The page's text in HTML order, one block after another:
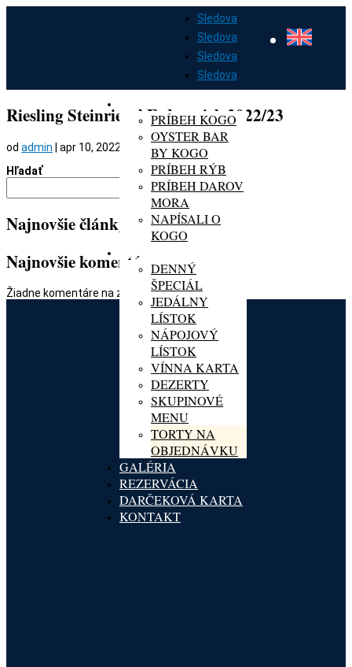
Sledova
Sledova
Sledova
Sledova
DOMOV
PRÍBEH KOGO
OYSTER BAR
BY KOGO
PRÍBEH RÝB
PRÍBEH DAROV
MORA
NAPÍSALI O
KOGO
DENNÝ
ŠPECIÁL
JEDÁLNY
LÍSTOK
NÁPOJOVÝ
LÍSTOK
VÍNNA KARTA
DEZERTY
SKUPINOVÉ
MENU
TORTY NA
OBJEDNÁVKU
GALÉRIA
REZERVÁCIA
DARČEKOVÁ KARTA
KONTAKT
Riesling Steinriegel Federspiel, 2022/23
od admin
apr 10, 2022
Hľadať
Hľadať
Najnovšie články
Najnovšie komentáre
Žiadne komentáre na zobrazenie.